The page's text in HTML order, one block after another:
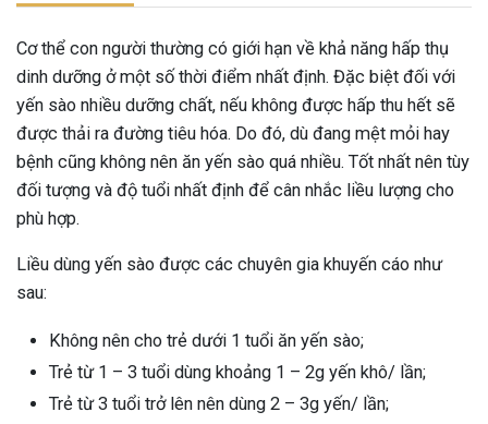
Cơ thể con người thường có giới hạn về khả năng hấp thụ
dinh dưỡng ở một số thời điểm nhất định. Đặc biệt đối với
yến sào nhiều dưỡng chất, nếu không được hấp thu hết sẽ
được thải ra đường tiêu hóa. Do đó, dù đang mệt mỏi hay
bệnh cũng không nên ăn yến sào quá nhiều. Tốt nhất nên tùy
đối tượng và độ tuổi nhất định để cân nhắc liều lượng cho
phù hợp.
Liều dùng yến sào được các chuyên gia khuyến cáo như
sau:
Không nên cho trẻ dưới 1 tuổi ăn yến sào;
Trẻ từ 1 – 3 tuổi dùng khoảng 1 – 2g yến khô/ lần;
Trẻ từ 3 tuổi trở lên nên dùng 2 – 3g yến/ lần;